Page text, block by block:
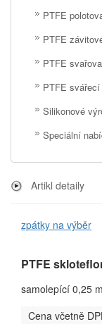
PTFE
PTFE
PTFE
PTFE
Silikonové
Speciální
Artikl detaily
zpátky na výběr
PTFE
samolepící 0,25
Cena včetně